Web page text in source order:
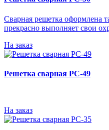
Сварная решетка оформлена
прекрасно выполняет свои
На заказ
Решетка сварная РС-49
На заказ